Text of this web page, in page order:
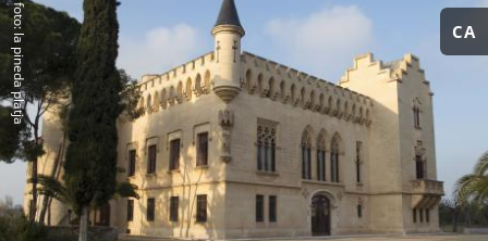
CA
foto: la pineda platja